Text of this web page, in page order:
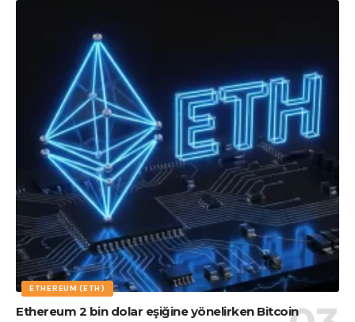
ETHEREUM (ETH)
Ethereum 2 bin dolar eşiğine yönelirken Bitcoin